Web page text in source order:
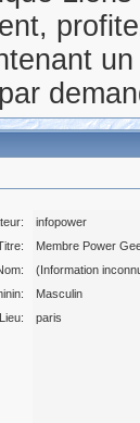
infopower
Membre Power
(Information
Masculin
Lieu:
paris